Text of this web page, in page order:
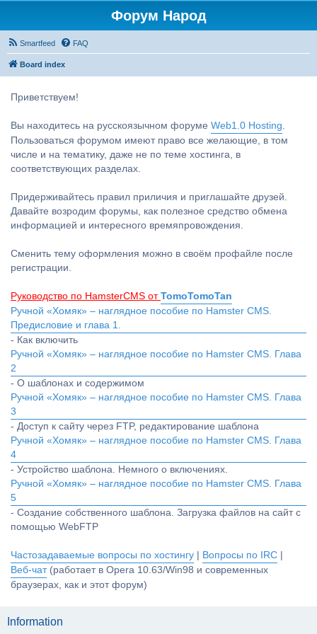
Форум Народ
Smartfeed FAQ
Board index
Приветствуем!
Вы находитесь на русскоязычном форуме Web1.0 Hosting.
Пользоваться форумом имеют право все желающие, в том
числе и на тематику, даже не по теме хостинга, в
соответствующих разделах.
Придерживайтесь правил приличия и приглашайте друзей.
Давайте возродим форумы, как полезное средство обмена
информацией и интересного времяпровождения.
Сменить тему оформления можно в своём профайле после
регистрации.
Руководство по HamsterCMS от TomoTomoTan
Ручной «Хомяк» – наглядное пособие по Hamster CMS.
Предисловие и глава 1.
- Как включить
Ручной «Хомяк» – наглядное пособие по Hamster CMS. Глава
2
- О шаблонах и содержимом
Ручной «Хомяк» – наглядное пособие по Hamster CMS. Глава
3
- Доступ к сайту через FTP, редактирование шаблона
Ручной «Хомяк» – наглядное пособие по Hamster CMS. Глава
4
- Устройство шаблона. Немного о включениях.
Ручной «Хомяк» – наглядное пособие по Hamster CMS. Глава
5
- Создание собственного шаблона. Загрузка файлов на сайт с
помощью WebFTP
Частозадаваемые вопросы по хостингу Вопросы по IRC
Веб-чат(работает в Opera 10.63/Win98 и современных
браузерах, как и этот форум)
Information